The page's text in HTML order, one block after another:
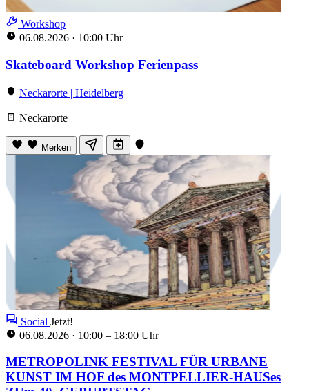
Workshop
06.08.2026 · 10:00 Uhr
Skateboard Workshop Ferienpass
Neckarorte | Heidelberg
Neckarorte
Merken
Social Jetzt!
06.08.2026 · 10:00 – 18:00 Uhr
METROPOLINK FESTIVAL FÜR URBANE
KUNST IM HOF des MONTPELLIER-HAUSes